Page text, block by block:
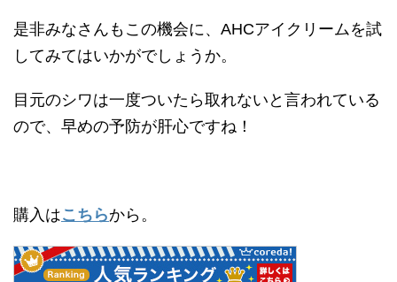
是非みなさんもこの機会に、 AHCアイクリームを試
してみてはいかがでしょうか。
目元のシワは一度ついたら取れないと言われている
ので、早めの予防が肝心ですね！
購入はこちらから。